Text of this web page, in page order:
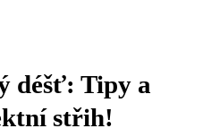
déšť: Tipy a
střih!